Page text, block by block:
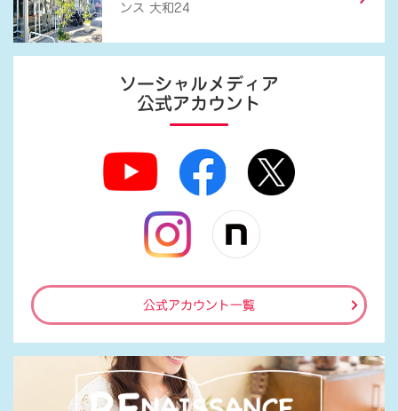
ンス 大和24
ソーシャルメディア
公式アカウント
公式アカウント一覧